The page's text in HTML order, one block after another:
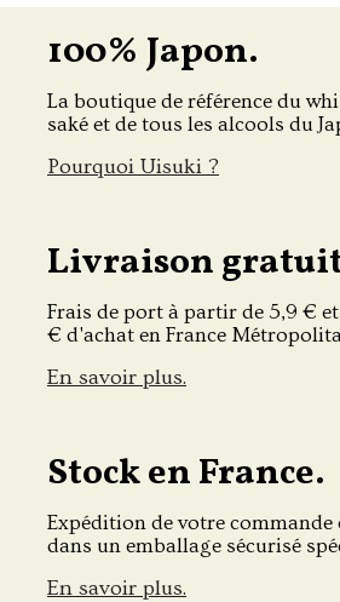
100% Japon.
La boutique de référence du
saké et de tous les alcools du
Pourquoi Uisuki ?
Livraison
Frais de port à partir de 5,9 €
€ d'achat en France
En savoir plus.
Stock en France.
Expédition de votre commande
dans un emballage sécurisé
En savoir plus.